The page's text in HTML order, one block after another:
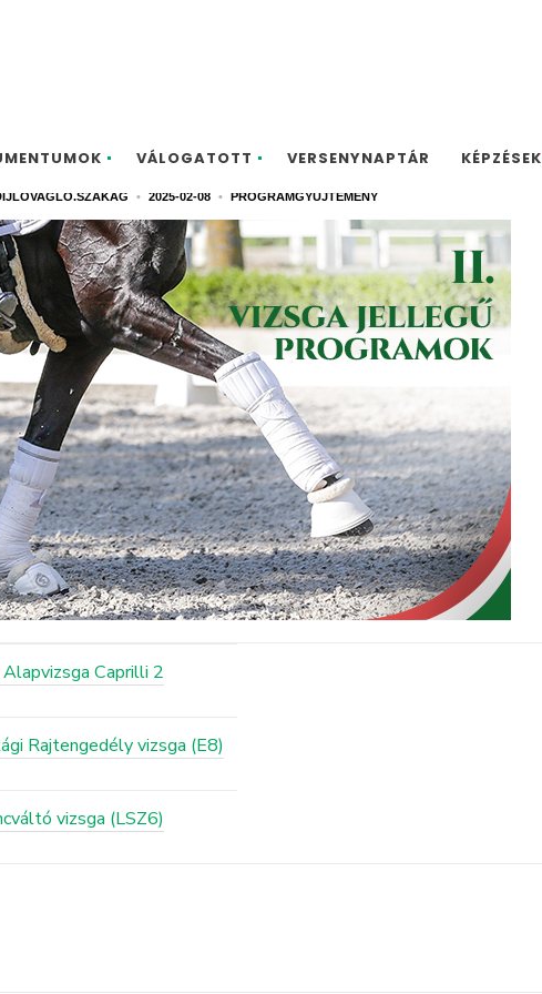
VÁLOGATOTT VERSENYNAPTÁR KÉPZÉSEK
jellegű programok
• 2025-02-08 • PROGRAMGYŰJTEMÉNY
Alapvizsga Caprilli 2
Rajtengedély vizsga (E8)
vizsga (LSZ6)